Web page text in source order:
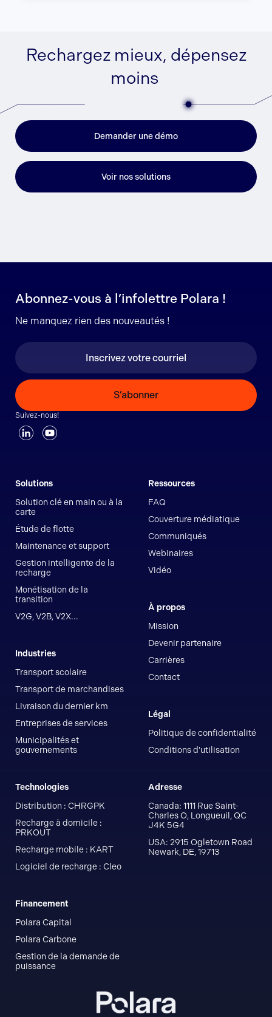
Rechargez mieux, dépensez
moins
Demander une démo
Voir nos solutions
Suivez-nous!
Abonnez-vous à l’infolettre Polara !
Ne manquez rien des nouveautés !
S’abonner
Solutions
Solution clé en main ou à la
carte
Étude de flotte
Maintenance et support
Gestion intelligente de la
recharge
Monétisation de la
transition
V2G, V2B, V2X...
Industries
Transport scolaire
Transport de marchandises
Livraison du dernier km
Entreprises de services
Municipalités et
gouvernements
Technologies
Distribution : CHRGPK
Recharge à domicile :
PRKOUT
Recharge mobile : KART
Logiciel de recharge : Cleo
Financement
Polara Capital
Polara Carbone
Gestion de la demande de
puissance
Ressources
FAQ
Couverture médiatique
Communiqués
Webinaires
Vidéo
À propos
Mission
Devenir partenaire
Carrières
Contact
Légal
Politique de confidentialité
Conditions d'utilisation
Adresse
Canada: 1111 Rue Saint-
Charles O, Longueuil, QC
J4K 5G4
USA: 2915 Ogletown Road
Newark, DE, 19713